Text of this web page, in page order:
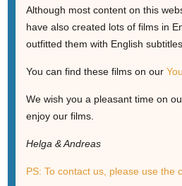
Although most content on this
have also created lots of films in
outfitted them with English
You can find these films on our
We wish you a pleasant time on
enjoy our films.
Helga & Andreas
PS: To contact us, please use the